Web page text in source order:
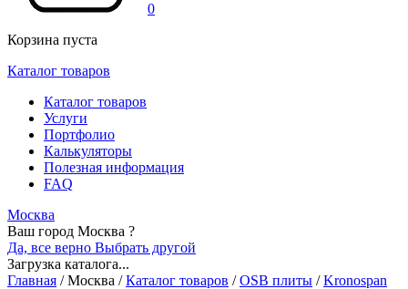
0
Корзина пуста
Каталог товаров
Каталог товаров
Услуги
Портфолио
Калькуляторы
Полезная информация
FAQ
Москва
Ваш город Москва ?
Да, все верно Выбрать другой
Загрузка каталога...
Главная /Москва / Каталог товаров / OSB плиты / Kronospan